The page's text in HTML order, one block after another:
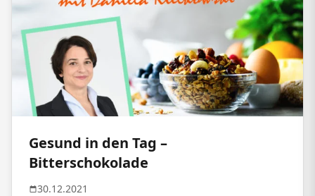
Gesund in den Tag –
Bitterschokolade
30.12.2021